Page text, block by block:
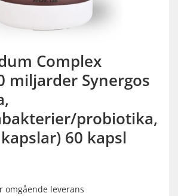
Complex
miljarder Synergos
probiotika,
60 kapsl
omgående leverans